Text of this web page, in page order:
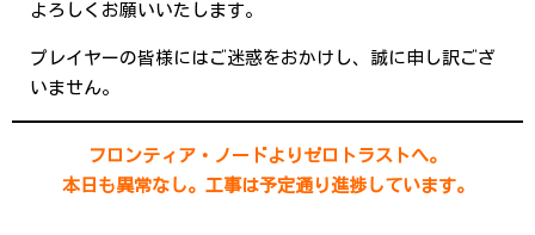
よろしくお願いいたします。
プレイヤーの皆様にはご迷惑をおかけし、誠に申し訳ござ
いません。
フロンティア・ノードよりゼロトラストへ。
本日も異常なし。工事は予定通り進捗しています。